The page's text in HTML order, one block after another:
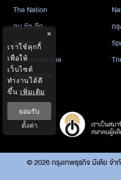
The Nation
คม ชัด ลึก
ก
Nation
Thainewsonline
ฐานเศรษฐกิจ
©2026กรุงเทพธุรกิจ มีเดีย จำ
×
เราใช้คุกกี้
เพื่อให้
เว็บไซต์
ทำงานได้ดี
ขึ้น เพิ่มเติม
ยอมรับ
ตั้งค่า